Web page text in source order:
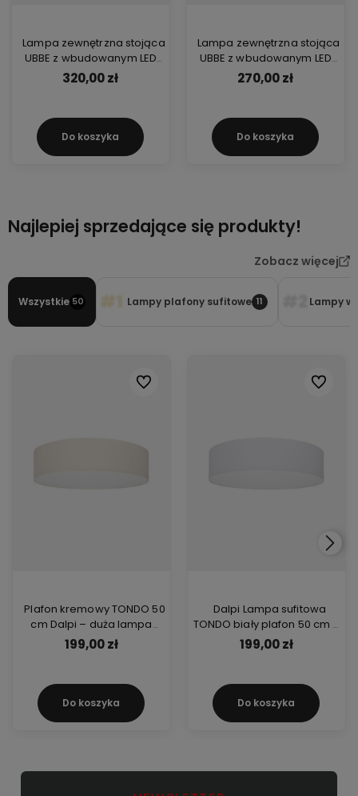
Lampa zewnętrzna stojąca
UBBE z wbudowanym LED
duża
320,00 zł
Do koszyka
Lampa zewnętrzna stojąca
UBBE z wbudowanym LED
średnia
270,00 zł
Do koszyka
Najlepiej sprzedające się produkty!
Zobacz więcej
Wszystkie 50 #1 Lampy plafony sufitowe 11 Lampy
Plafon kremowy TONDO 50
cm Dalpi – duża lampa
sufitowa 3xE27 z abażurem z
tkaniny, idealna do salonu
199,00 zł
Do koszyka
Do ulubionych
Dalpi Lampa sufitowa
TONDO biały plafon 50 cm –
praktyczne oświetlenie E27
do dużych wnętrz i jadalni
199,00 zł
Do koszyka
Do